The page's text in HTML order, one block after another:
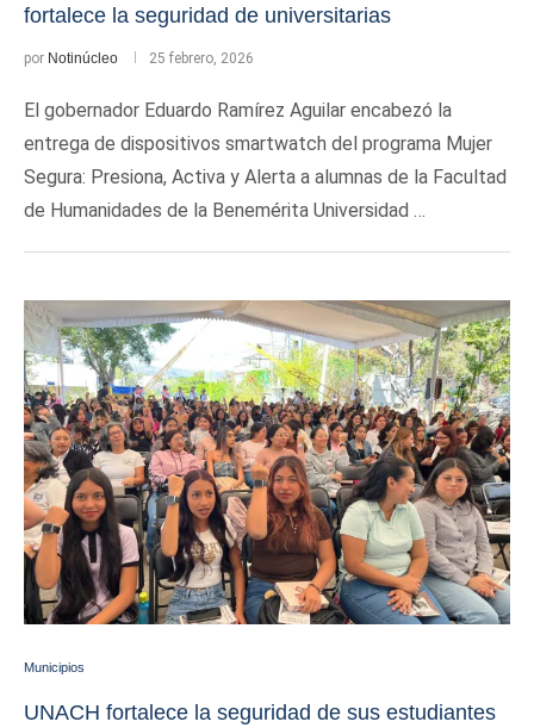
fortalece la seguridad de universitarias
por Notinúcleo 25 febrero, 2026
El gobernador Eduardo Ramírez Aguilar encabezó la
entrega de dispositivos smartwatch del programa Mujer
Segura: Presiona, Activa y Alerta a alumnas de la Facultad
de Humanidades de la Benemérita Universidad …
Municipios
UNACH fortalece la seguridad de sus estudiantes